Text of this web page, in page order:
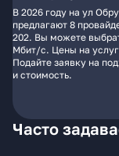
В 2026 году на ул
предлагают 8
202. Вы можете
Мбит/с. Цены на
Подайте заявку на
и стоимость.
Часто